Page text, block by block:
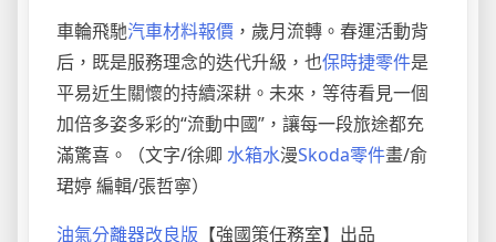
車輪飛馳汽車材料報價 ，歲月流轉。春運活動背
后，既是服務理念的迭代升級，也保時捷零件是
平易近生關懷的持續深耕。未來，等待看見一個
加倍多姿多彩的“流動中國”，讓每一段旅途都充
滿驚喜。（文字/徐卿 水箱水漫Skoda零件畫/俞
珺婷 編輯/張哲寧）
油氣分離器改良版 【強國策任務室】出品